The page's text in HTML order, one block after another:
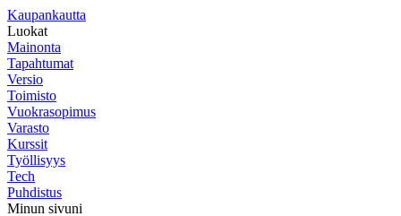
Kaupankautta
Luokat
Mainonta
Tapahtumat
Versio
Toimisto
Vuokrasopimus
Varasto
Kurssit
Työllisyys
Tech
Puhdistus
Minun sivuni